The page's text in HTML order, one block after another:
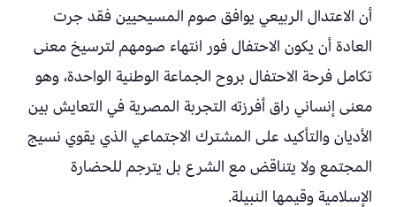
أن الاعتدال الربيعي يوافق صوم المسيحيين فقد جرت
العادة أن يكون الاحتفال فور انتهاء صومهم لترسيخ معنى
تكامل فرحة الاحتفال بروح الجماعة الوطنية الواحدة، وهو
معنى إنساني راق أفرزته التجربة المصرية في التعايش بين
الأديان والتأكيد على المشترك الاجتماعي الذي يقوي نسيج
المجتمع ولا يتناقض مع الشرع بل يترجم للحضارة
الإسلامية وقيمها النبيلة.